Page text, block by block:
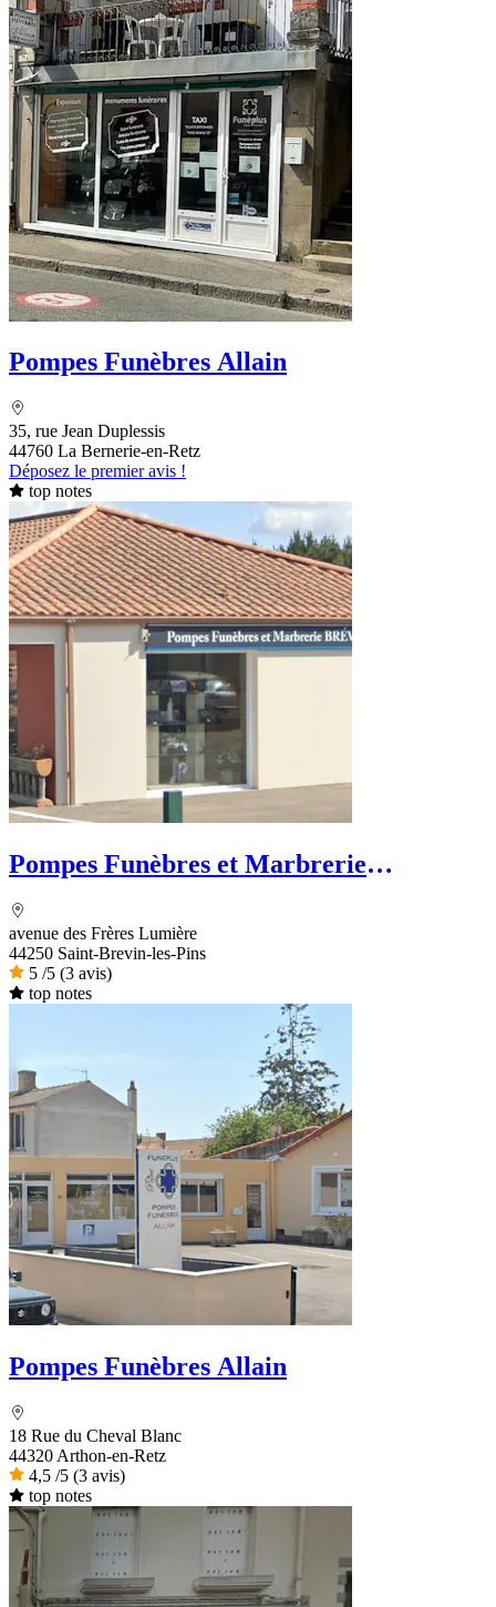
Pompes Funèbres Allain
35, rue Jean Duplessis
44760 La Bernerie-en-Retz
Déposez le premier avis !
top notes
Pompes Funèbres et Marbrerie
avenue des Frères Lumière
44250 Saint-Brevin-les-Pins
5 /5 (3 avis)
top notes
Pompes Funèbres Allain
18 Rue du Cheval Blanc
44320 Arthon-en-Retz
4,5 /5 (3 avis)
top notes